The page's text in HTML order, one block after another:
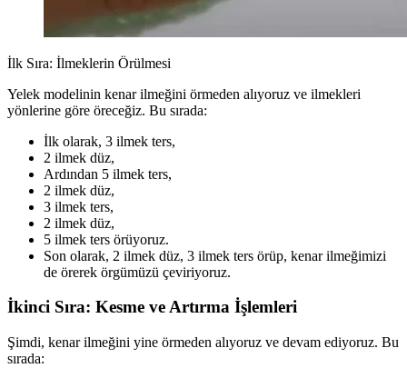
İlk Sıra: İlmeklerin Örülmesi
Yelek modelinin kenar ilmeğini örmeden alıyoruz ve ilmekleri
yönlerine göre öreceğiz. Bu sırada:
İlk olarak, 3 ilmek ters,
2 ilmek düz,
Ardından 5 ilmek ters,
2 ilmek düz,
3 ilmek ters,
2 ilmek düz,
5 ilmek ters örüyoruz.
Son olarak, 2 ilmek düz, 3 ilmek ters örüp, kenar ilmeğimizi
de örerek örgümüzü çeviriyoruz.
İkinci Sıra: Kesme ve Artırma İşlemleri
Şimdi, kenar ilmeğini yine örmeden alıyoruz ve devam ediyoruz. Bu
sırada: